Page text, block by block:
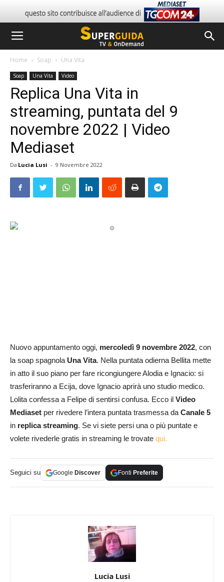
Home Soap Una Vita
Soap Una Vita Video
Replica Una Vita in
streaming, puntata del 9
novembre 2022 | Video
Mediaset
Da Lucia Lusi - 9 Novembre 2022
Nuovo appuntamento oggi, mercoledì 9 novembre 2022, con
la soap spagnola Una Vita. Nella puntata odierna Bellita mette
in atto il suo piano per fare ricongiungere Alodia e Ignacio: si
trasferiranno a Ecija, dove Ignacio aprirà uno studio medico.
Lolita confessa a Felipe di sentirsi confusa. Ecco il Video
Mediaset per rivedere l’intera puntata trasmessa daCanale 5
in replica streaming. Se vi siete persi una o più puntate e
volete rivederle gratis in streaming le trovate qui.
Seguici su Google Discover Fonti Preferite
Lucia Lusi